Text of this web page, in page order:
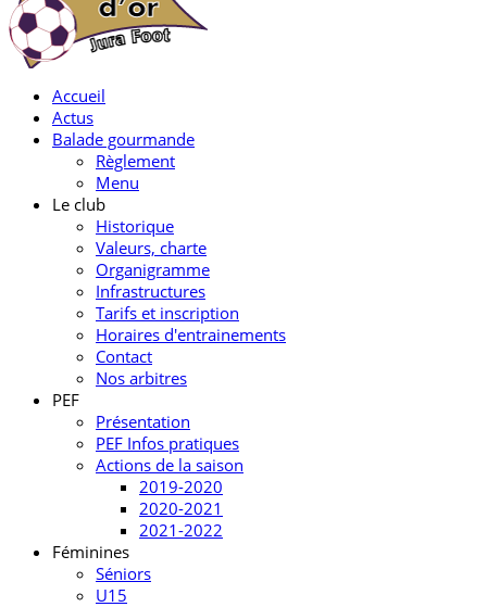
Accueil
Actus
Balade gourmande
Règlement
Menu
Le club
Historique
Valeurs, charte
Organigramme
Infrastructures
Tarifs et inscription
Horaires d'entrainements
Contact
Nos arbitres
PEF
Présentation
PEF Infos pratiques
Actions de la saison
2019-2020
2020-2021
2021-2022
Féminines
Séniors
U15